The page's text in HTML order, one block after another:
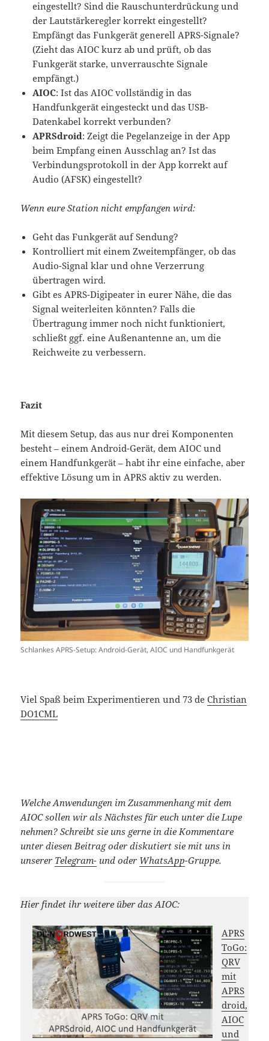
eingestellt? Sind die Rauschunterdrückung und
der Lautstärkeregler korrekt eingestellt?
Empfängt das Funkgerät generell APRS-Signale?
(Zieht das AIOC kurz ab und prüft, ob das
Funkgerät starke, unverrauschte Signale
empfängt.)
AIOC: Ist das AIOC vollständig in das
Handfunkgerät eingesteckt und das USB-
Datenkabel korrekt verbunden?
APRSdroid: Zeigt die Pegelanzeige in der App
beim Empfang einen Ausschlag an? Ist das
Verbindungsprotokoll in der App korrekt auf
Audio (AFSK) eingestellt?
Wenn eure Station nicht empfangen wird:
Geht das Funkgerät auf Sendung?
Kontrolliert mit einem Zweitempfänger, ob das
Audio-Signal klar und ohne Verzerrung
übertragen wird.
Gibt es APRS-Digipeater in eurer Nähe, die das
Signal weiterleiten könnten? Falls die
Übertragung immer noch nicht funktioniert,
schließt ggf. eine Außenantenne an, um die
Reichweite zu verbessern.
Fazit
Mit diesem Setup, das aus nur drei Komponenten
besteht – einem Android-Gerät, dem AIOC und
einem Handfunkgerät – habt ihr eine einfache, aber
effektive Lösung um in APRS aktiv zu werden.
Schlankes APRS-Setup: Android-Gerät, AIOC und Handfunkgerät
Viel Spaß beim Experimentieren und 73 deChristian
DO1CML
Welche Anwendungen im Zusammenhang mit dem
AIOC sollen wir als Nächstes für euch unter die Lupe
nehmen? Schreibt sie uns gerne in die Kommentare
unter diesen Beitrag oder diskutiert sie mit uns in
unserer Telegram- und oder WhatsApp-Gruppe.
Hier findet ihr weitere über das AIOC:
APRS
ToGo:
QRV
mit
APRS
droid,
AIOC
und